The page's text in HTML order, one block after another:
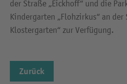
der Straße „Eickhoff“ und die
Kindergarten „Flohzirkus“ an der
Klostergarten“ zur Verfügung.
Zurück